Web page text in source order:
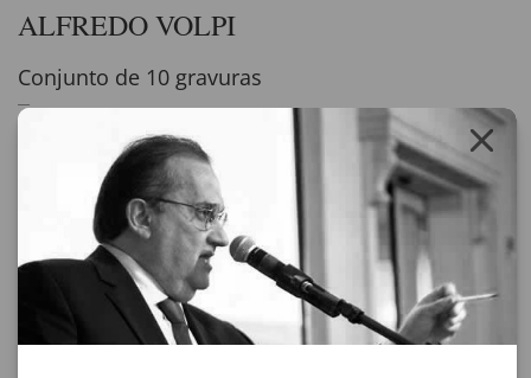
ALFREDO VOLPI
Conjunto de 10 gravuras
Bandeirinhas - 100 x 70 cm - Exemplar 197/200
Bandeirinhas e Mastro - 70 x 100,5 cm - Exemplar 177/200
Ogiva - 80 x 59 cm - Exemplar P.A VII/XXX
Bandeirinhas com Mastro - 47 x 70,5 cm - Exemplar 13/200
Fachada - 80,5 x 58,5 cm - Exemplar 38/200
Mastros e Flâmulas ao Vento - 96,5 x 66 cm - Exemplar 119/150
Composição Concreta - 73 x 69,5 cm - Exemplar 142/200
Bandeirinhas - 80,5 x 57 cm - Exemplar 30/200
Fachada com Bandeirinhas - 48 x 66,5 cm - Exemplar P.A 14/27